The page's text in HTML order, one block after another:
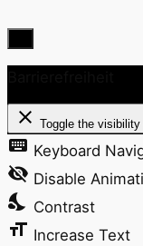
close Toggle the
keyboard Keyboard
visibility_off Disable
nights_stay Contrast
format_size Increase Text